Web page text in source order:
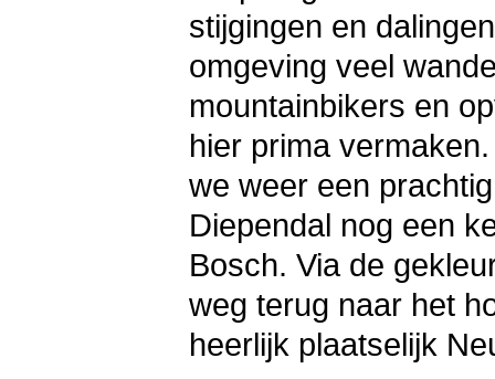
stijgingen en
omgeving veel
mountainbikers en
hier prima
we weer een
Diependal nog een
Bosch. Via de
weg terug naar het
heerlijk plaatselijk